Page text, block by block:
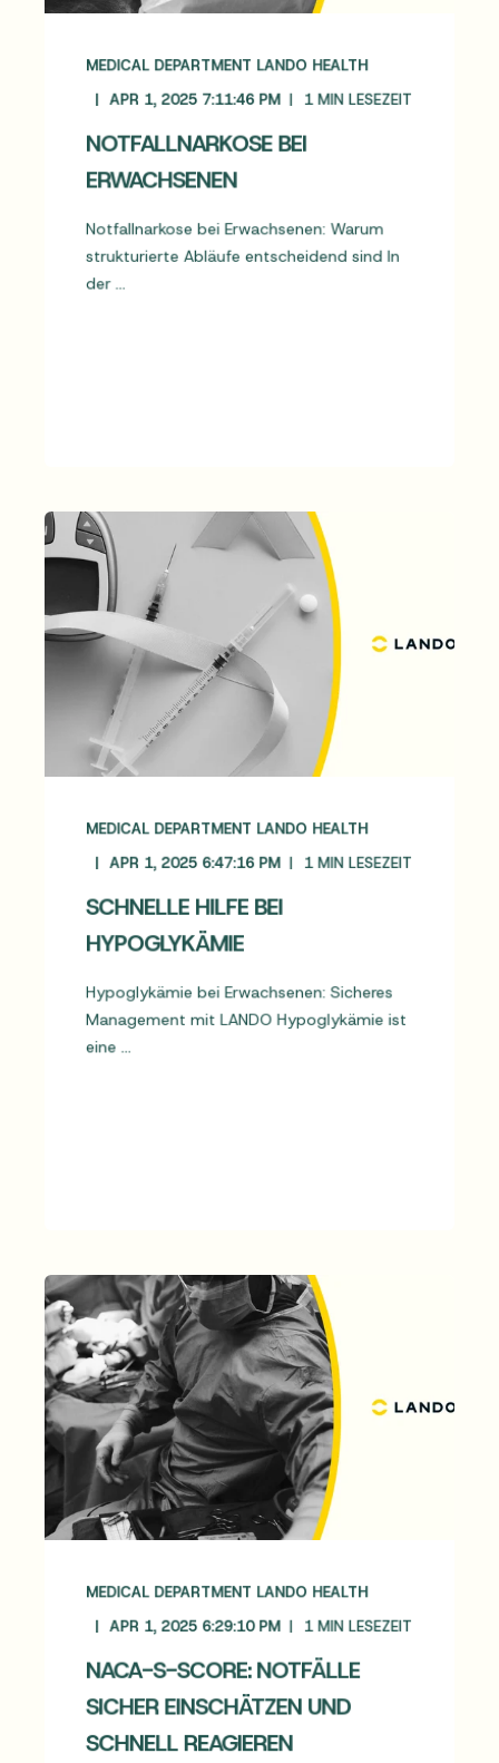
MEDICAL DEPARTMENT LANDO HEALTH
APR 1, 2025 7:11:46 PM 1MIN LESEZEIT
NOTFALLNARKOSE BEI
ERWACHSENEN
Notfallnarkose bei Erwachsenen: Warum
strukturierte Abläufe entscheidend sind In
der ...
MEDICAL DEPARTMENT LANDO HEALTH
APR 1, 2025 6:47:16 PM 1MIN LESEZEIT
SCHNELLE HILFE BEI
HYPOGLYKÄMIE
Hypoglykämie bei Erwachsenen: Sicheres
Management mit LANDO Hypoglykämie ist
eine ...
MEDICAL DEPARTMENT LANDO HEALTH
APR 1, 2025 6:29:10 PM 1MIN LESEZEIT
NACA-S-SCORE: NOTFÄLLE
SICHER EINSCHÄTZEN UND
SCHNELL REAGIEREN